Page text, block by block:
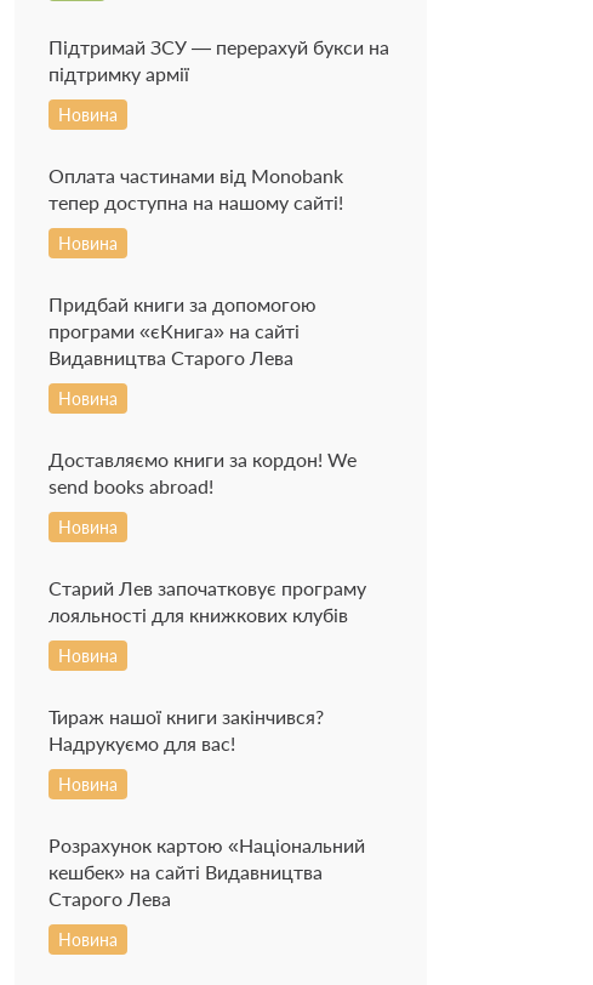
Підтримай ЗСУ — перерахуй букси на
підтримку армії
Новина
Оплата частинами від Monobank
тепер доступна на нашому сайті!
Новина
Придбай книги за допомогою
програми «єКнига» на сайті
Видавництва Старого Лева
Новина
Доставляємо книги за кордон! We
send books abroad!
Новина
Старий Лев започатковує програму
лояльності для книжкових клубів
Новина
Тираж нашої книги закінчився?
Надрукуємо для вас!
Новина
Розрахунок картою «Національний
кешбек» на сайті Видавництва
Старого Лева
Новина